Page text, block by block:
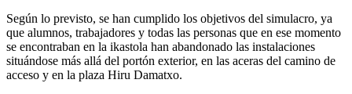
Según lo previsto, se han cumplido los objetivos del simulacro, ya
que alumnos, trabajadores y todas las personas que en ese momento
se encontraban en la ikastola han abandonado las instalaciones
situándose más allá del portón exterior, en las aceras del camino de
acceso y en la plaza Hiru Damatxo.